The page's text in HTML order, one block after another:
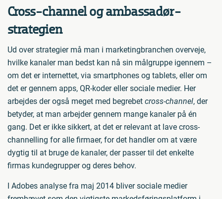
Cross-channel og ambassadør-
strategien
Ud over strategier må man i marketingbranchen overveje,
hvilke kanaler man bedst kan nå sin målgruppe igennem –
om det er internettet, via smartphones og tablets, eller om
det er gennem apps, QR-koder eller sociale medier. Her
arbejdes der også meget med begrebet cross-channel, der
betyder, at man arbejder gennem mange kanaler på én
gang. Det er ikke sikkert, at det er relevant at lave cross-
channelling for alle firmaer, for det handler om at være
dygtig til at bruge de kanaler, der passer til det enkelte
firmas kundegrupper og deres behov.
I Adobes analyse fra maj 2014 bliver sociale medier